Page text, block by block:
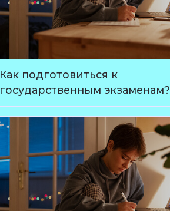
Как подготовиться к
государственным экзаменам?